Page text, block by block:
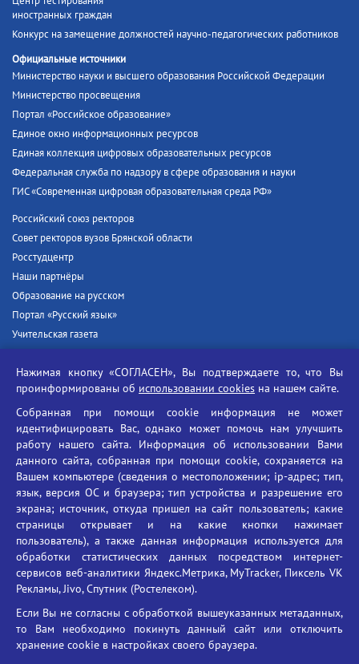
иностранных граждан
Конкурс на замещение должностей научно-педагогических работников
Официальные источники
Министерство науки и высшего образования Российской Федерации
Министерство просвещения
Портал «Российское образование»
Единое окно информационных ресурсов
Единая коллекция цифровых образовательных ресурсов
Федеральная служба по надзору в сфере образования и науки
ГИС «Современная цифровая образовательная среда РФ»
Российский союз ректоров
Совет ректоров вузов Брянской области
Росстудцентр
Наши партнёры
Образование на русском
Портал «Русский язык»
Учительская газета
Единый портал государственных услуг
Противодействие угрозам информационной безопасности
Социальные ролики - Генеральная прокуратура РФ
Противодействие коррупции
БГУ против наркотиков
Брянский государственный университет
имени академика И.Г. Петровского
Время работы: пн-пт 09:00-18:00
E-mail: bryanskgu@mail.ru
Телефон: +7(4832)58-90-85
Нажимая кнопку «СОГЛАСЕН», Вы подтверждаете то, что Вы
проинформированы об использовании cookies на нашем сайте.
Собранная при помощи cookie информация не может
идентифицировать Вас, однако может помочь нам улучшить
работу нашего сайта. Информация об использовании Вами
данного сайта, собранная при помощи cookie, сохраняется на
Вашем компьютере (сведения о местоположении; ip-адрес; тип,
язык, версия ОС и браузера; тип устройства и разрешение его
экрана; источник, откуда пришел на сайт пользователь; какие
страницы открывает и на какие кнопки нажимает
пользователь), а также данная информация используется для
обработки статистических данных посредством интернет-
сервисов веб-аналитики Яндекс.Метрика, MyTracker, Пиксель VK
Рекламы, Jivo, Спутник (Ростелеком).
Если Вы не согласны с обработкой вышеуказанных метаданных,
то Вам необходимо покинуть данный сайт или отключить
хранение cookie в настройках своего браузера.